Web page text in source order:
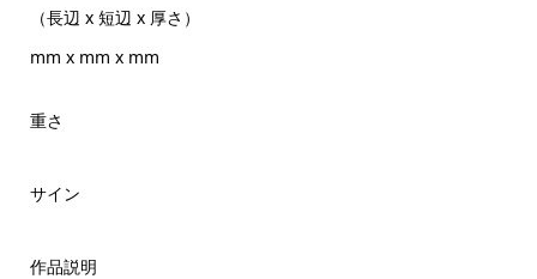
（長辺 x 短辺 x 厚さ）
mm x mm x mm
重さ
サイン
作品説明